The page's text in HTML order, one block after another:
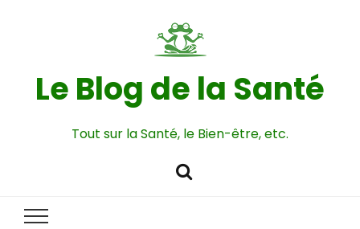
Le Blog de la Santé
Tout sur la Santé, le Bien-être, etc.